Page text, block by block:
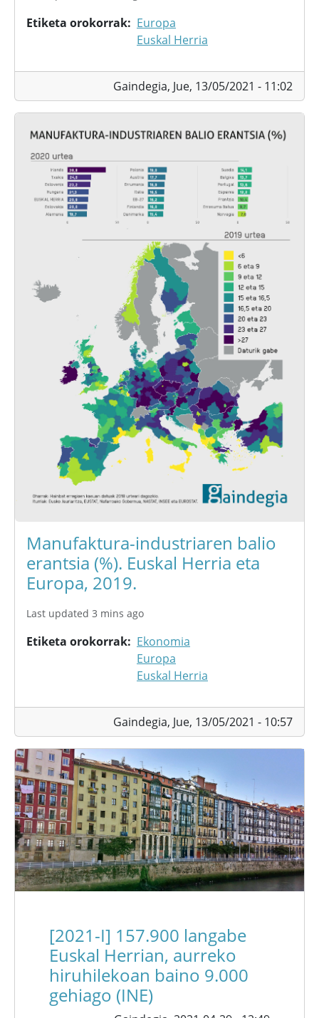
Etiketa orokorrak
Europa
Euskal Herria
Gaindegia, Jue, 13/05/2021 - 11:02
Manufaktura-industriaren balio
erantsia (%). Euskal Herria eta
Europa, 2019.
Last updated 3 mins ago
Etiketa orokorrak
Ekonomia
Europa
Euskal Herria
Gaindegia, Jue, 13/05/2021 - 10:57
[2021-I] 157.900 langabe
Euskal Herrian, aurreko
hiruhilekoan baino 9.000
gehiago (INE)